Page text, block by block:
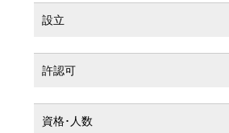
設立
許認可
資格･人数